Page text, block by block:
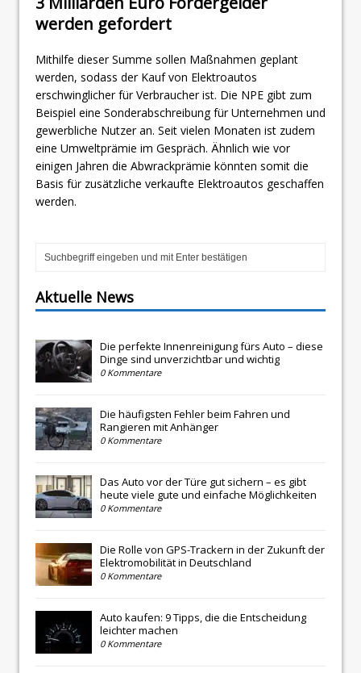
werden gefordert
Mithilfe dieser Summe sollen Maßnahmen geplant
werden, sodass der Kauf von Elektroautos
erschwinglicher für Verbraucher ist. Die NPE gibt zum
Beispiel eine Sonderabschreibung für Unternehmen und
gewerbliche Nutzer an. Seit vielen Monaten ist zudem
eine Umweltprämie im Gespräch. Ähnlich wie vor
einigen Jahren die Abwrackprämie könnten somit die
Basis für zusätzliche verkaufte Elektroautos geschaffen
werden.
Aktuelle News
Die perfekte Innenreinigung fürs Auto – diese
Dinge sind unverzichtbar und wichtig
0 Kommentare
Die häufigsten Fehler beim Fahren und
Rangieren mit Anhänger
0 Kommentare
Das Auto vor der Türe gut sichern – es gibt
heute viele gute und einfache Möglichkeiten
0 Kommentare
Die Rolle von GPS-Trackern in der Zukunft der
Elektromobilität in Deutschland
0 Kommentare
Auto kaufen: 9 Tipps, die die Entscheidung
leichter machen
0 Kommentare